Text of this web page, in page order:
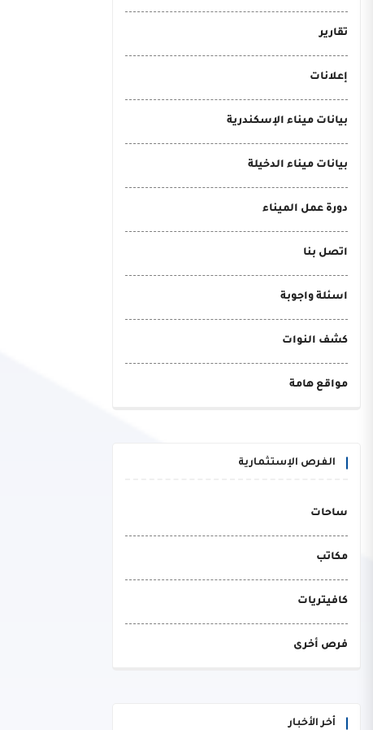
تقارير
إعلانات
بيانات ميناء الإسكندرية
بيانات ميناء الدخيلة
دورة عمل الميناء
اتصل بنا
اسئلة واجوبة
كشف النوات
مواقع هامة
الفرص الإستثمارية
ساحات
مكاتب
كافيتريات
فرص أخرى
أخر الأخبار